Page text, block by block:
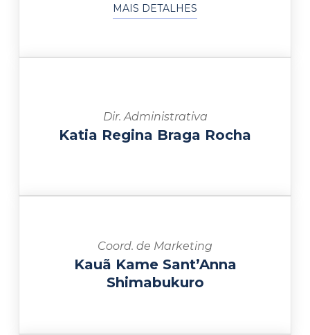
MAIS DETALHES
Dir. Administrativa
Katia Regina Braga Rocha
Coord. de Marketing
Kauã Kame Sant’Anna
Shimabukuro